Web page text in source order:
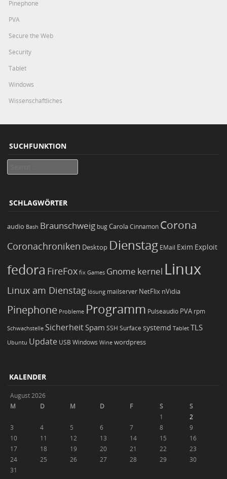
Pinephone
PVA
Secure the Web
Security
Tablet
Windows
Wissenschaftliches
SUCHFUNKTION
SCHLAGWÖRTER
audio Bash Braunschweig bugCarola Cinnamon Corona
Coronachroniken Desktop Dienstag EMail Exim Exploit
fedora FireFox fix Games Gnome kernel Linux
Linux am Dienstag lösung mailserver NetFlix nVidia
Pinephone Probleme Programm Pulseaudio PVA rpm
Schwachstelle Sicherheit Spam SSH Surface systemd Tablet TLS
Ubuntu Update USB Windows Wine wordpress
KALENDER
August 2026
M
D M D F S
S
1
2
3
4 5 6 7 8
9
10
11 12 13 14 15
16
17
18 19 20 21 22
23
24
25 26 27 28 29
30
31